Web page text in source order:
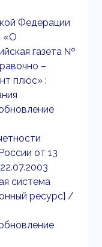
Федерации
«О
газета №
–
плюс» :
от 13
система
ресурс] /